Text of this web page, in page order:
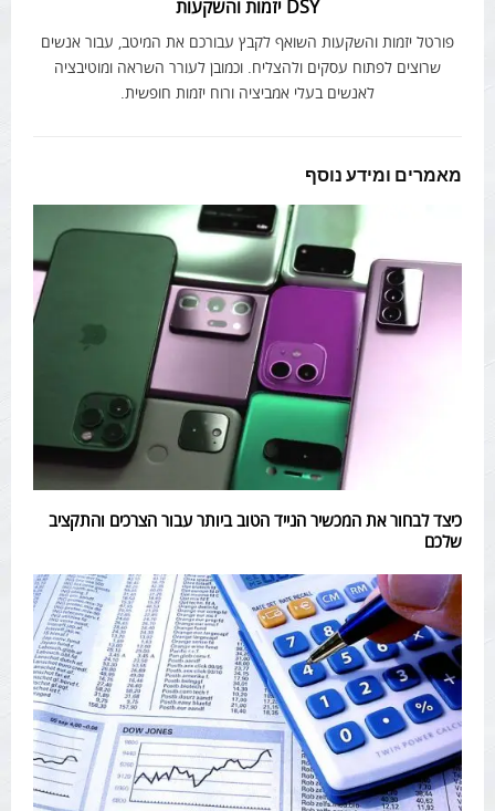
DSY יזמות והשקעות
פורטל יזמות והשקעות השואף לקבץ עבורכם את המיטב, עבור אנשים
שרוצים לפתוח עסקים ולהצליח. וכמובן לעורר השראה ומוטיבציה
לאנשים בעלי אמביציה ורוח יזמות חופשית.
מאמרים ומידע נוסף
כיצד לבחור את המכשיר הנייד הטוב ביותר עבור הצרכים והתקציב
שלכם